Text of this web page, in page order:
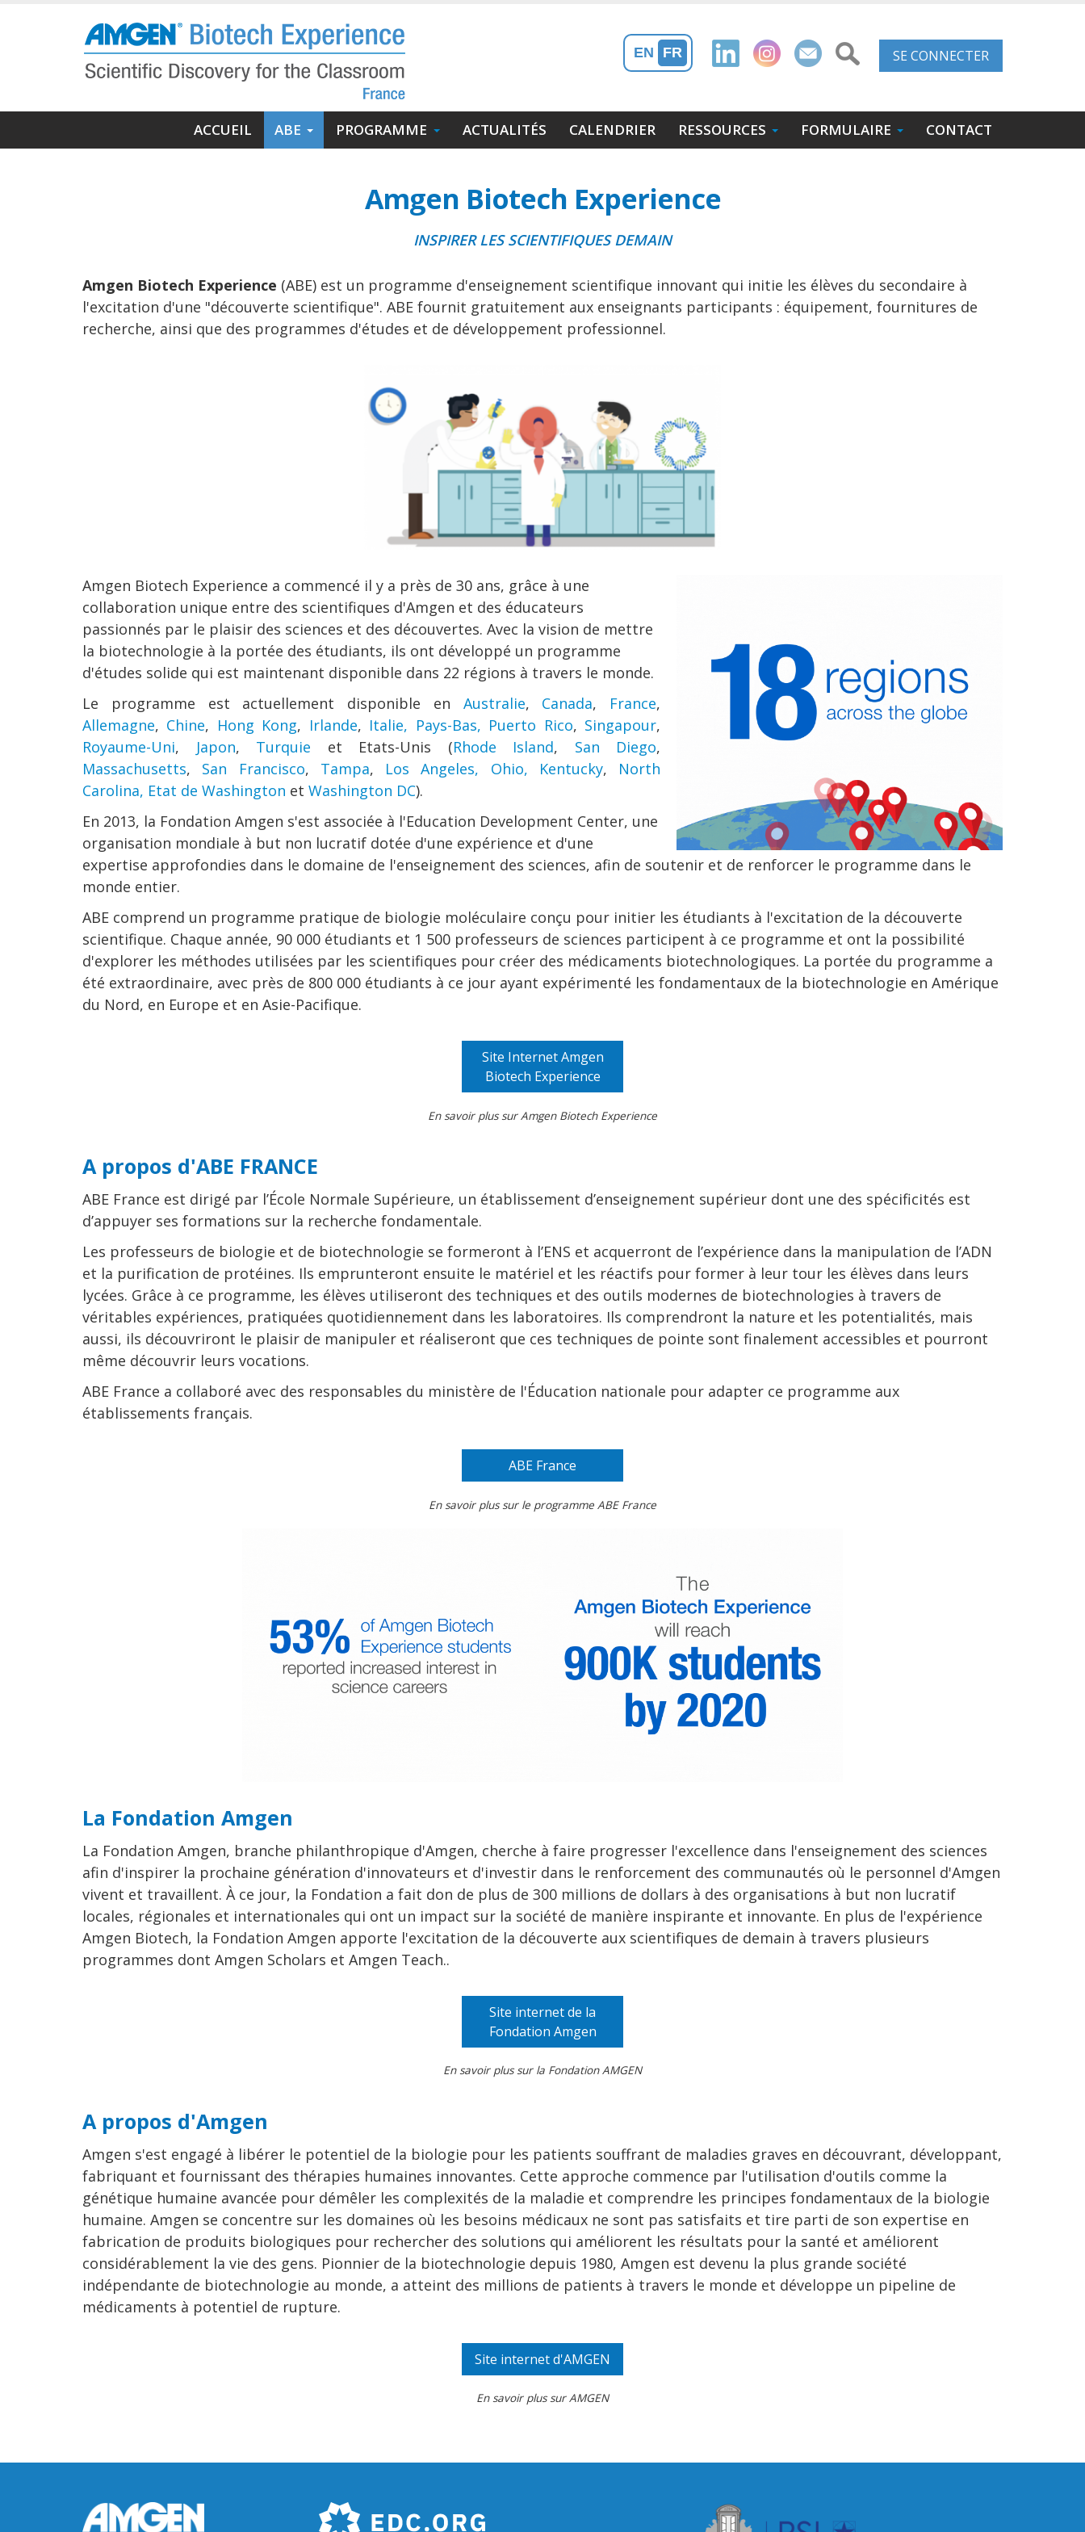
Menu
compte
de
SE CONNECTER
EN FR
Navigation
ACCUEIL ABE PROGRAMME ACTUALITÉS CALENDRIER RESSOURCES FORMULAIRE CONTACT
Amgen Biotech Experience
INSPIRER LES SCIENTIFIQUES DEMAIN
Amgen Biotech Experience (ABE) est un programme d'enseignement scientifique innovant qui initie les élèves du secondaire à
l'excitation d'une "découverte scientifique". ABE fournit gratuitement aux enseignants participants : équipement, fournitures de
recherche, ainsi que des programmes d'études et de développement professionnel.
Amgen Biotech Experience a commencé il y a près de 30 ans, grâce à une
collaboration unique entre des scientifiques d'Amgen et des éducateurs
passionnés par le plaisir des sciences et des découvertes. Avec la vision de mettre
la biotechnologie à la portée des étudiants, ils ont développé un programme
d'études solide qui est maintenant disponible dans 22 régions à travers le monde.
Le programme est actuellement disponible en Australie, Canada, France,
Allemagne, Chine, Hong Kong, Irlande, Italie, Pays-Bas, Puerto Rico, Singapour,
Royaume-Uni, Japon, Turquie et Etats-Unis (Rhode Island, San Diego,
Massachusetts, San Francisco, Tampa, Los Angeles, Ohio, Kentucky, North
Carolina, Etat de Washington et Washington DC).
En 2013, la Fondation Amgen s'est associée à l'Education Development Center, une
organisation mondiale à but non lucratif dotée d'une expérience et d'une
expertise approfondies dans le domaine de l'enseignement des sciences, afin de soutenir et de renforcer le programme dans le
monde entier.
ABE comprend un programme pratique de biologie moléculaire conçu pour initier les étudiants à l'excitation de la découverte
scientifique. Chaque année, 90 000 étudiants et 1 500 professeurs de sciences participent à ce programme et ont la possibilité
d'explorer les méthodes utilisées par les scientifiques pour créer des médicaments biotechnologiques. La portée du programme a
été extraordinaire, avec près de 800 000 étudiants à ce jour ayant expérimenté les fondamentaux de la biotechnologie en Amérique
du Nord, en Europe et en Asie-Pacifique.
Site Internet Amgen
Biotech Experience
En savoir plus sur Amgen Biotech Experience
A propos d'ABE FRANCE
ABE France est dirigé par l’École Normale Supérieure, un établissement d’enseignement supérieur dont une des spécificités est
d’appuyer ses formations sur la recherche fondamentale.
Les professeurs de biologie et de biotechnologie se formeront à l’ENS et acquerront de l’expérience dans la manipulation de l’ADN
et la purification de protéines. Ils emprunteront ensuite le matériel et les réactifs pour former à leur tour les élèves dans leurs
lycées. Grâce à ce programme, les élèves utiliseront des techniques et des outils modernes de biotechnologies à travers de
véritables expériences, pratiquées quotidiennement dans les laboratoires. Ils comprendront la nature et les potentialités, mais
aussi, ils découvriront le plaisir de manipuler et réaliseront que ces techniques de pointe sont finalement accessibles et pourront
même découvrir leurs vocations.
ABE France a collaboré avec des responsables du ministère de l'Éducation nationale pour adapter ce programme aux
établissements français.
ABE France
En savoir plus sur le programme ABE France
La Fondation Amgen
La Fondation Amgen, branche philanthropique d'Amgen, cherche à faire progresser l'excellence dans l'enseignement des sciences
afin d'inspirer la prochaine génération d'innovateurs et d'investir dans le renforcement des communautés où le personnel d'Amgen
vivent et travaillent. À ce jour, la Fondation a fait don de plus de 300 millions de dollars à des organisations à but non lucratif
locales, régionales et internationales qui ont un impact sur la société de manière inspirante et innovante. En plus de l'expérience
Amgen Biotech, la Fondation Amgen apporte l'excitation de la découverte aux scientifiques de demain à travers plusieurs
programmes dont Amgen Scholars et Amgen Teach..
Site internet de la
Fondation Amgen
En savoir plus sur la Fondation AMGEN
A propos d'Amgen
Amgen s'est engagé à libérer le potentiel de la biologie pour les patients souffrant de maladies graves en découvrant, développant,
fabriquant et fournissant des thérapies humaines innovantes. Cette approche commence par l'utilisation d'outils comme la
génétique humaine avancée pour démêler les complexités de la maladie et comprendre les principes fondamentaux de la biologie
humaine. Amgen se concentre sur les domaines où les besoins médicaux ne sont pas satisfaits et tire parti de son expertise en
fabrication de produits biologiques pour rechercher des solutions qui améliorent les résultats pour la santé et améliorent
considérablement la vie des gens. Pionnier de la biotechnologie depuis 1980, Amgen est devenu la plus grande société
indépendante de biotechnologie au monde, a atteint des millions de patients à travers le monde et développe un pipeline de
médicaments à potentiel de rupture.
Site internet d'AMGEN
En savoir plus sur AMGEN